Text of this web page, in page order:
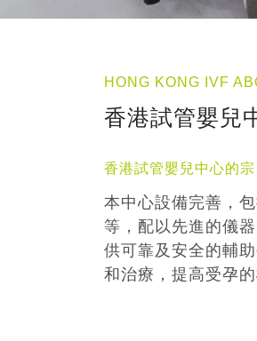
HONG KONG IVF
香港試管嬰兒
香港試管嬰兒中心的
本中心設備完善，
等，配以先進的儀
供可靠及安全的輔
和治療，提高受孕的